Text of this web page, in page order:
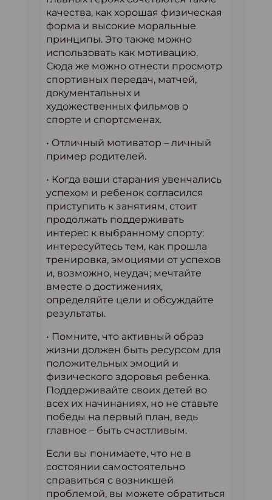
качества, как хорошая физическая
форма и высокие моральные
принципы. Это также можно
использовать как мотивацию.
Сюда же можно отнести просмотр
спортивных передач, матчей,
документальных и
художественных фильмов о
спорте и спортсменах.
• Отличный мотиватор – личный
пример родителей.
• Когда ваши старания увенчались
успехом и ребенок согласился
приступить к занятиям, стоит
продолжать поддерживать
интерес к выбранному спорту:
интересуйтесь тем, как прошла
тренировка, эмоциями от успехов
и, возможно, неудач; мечтайте
вместе о достижениях,
определяйте цели и обсуждайте
результаты.
• Помните, что активный образ
жизни должен быть ресурсом для
положительных эмоций и
физического здоровья ребенка.
Поддерживайте своих детей во
всех их начинаниях, но не ставьте
победы на первый план, ведь
главное – быть счастливым.
Если вы понимаете, что не в
состоянии самостоятельно
справиться с возникшей
проблемой, вы можете обратиться